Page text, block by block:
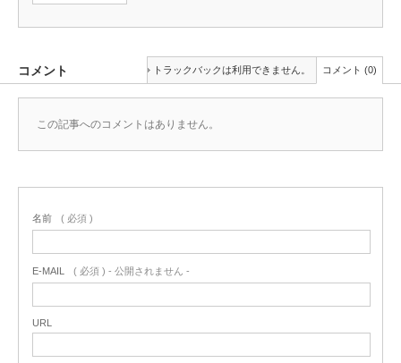
コメント トラックバックは利用できません。 コメント (0)
この記事へのコメントはありません。
名前 ( 必須 )
E-MAIL ( 必須 ) - 公開されません -
URL